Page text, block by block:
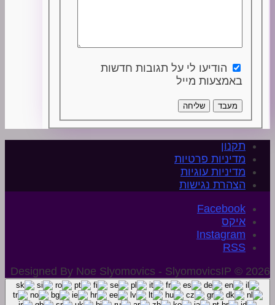
הודיעו לי על תגובות חדשות
באמצעות מייל
מעבד שליחה
תקנון
מדיניות פרטיות
מדיניות עוגיות
הצהרת נגישות
איקס
Instagram
Designed By Noe Slyomovics - SlyomovicsIP © 2026